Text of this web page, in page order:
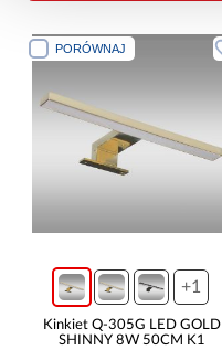
PORÓWNAJ
+1
Kinkiet Q-305G LED GOLD
SHINNY 8W 50CM K1